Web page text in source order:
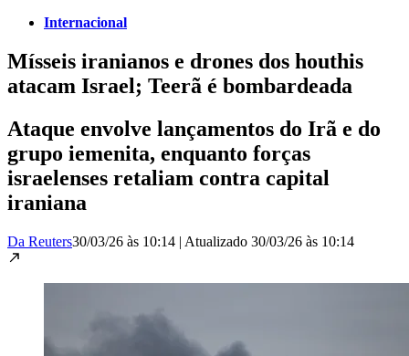
Internacional
Mísseis iranianos e drones dos houthis
atacam Israel; Teerã é bombardeada
Ataque envolve lançamentos do Irã e do
grupo iemenita, enquanto forças
israelenses retaliam contra capital
iraniana
Da Reuters30/03/26 às 10:14 | Atualizado 30/03/26 às 10:14